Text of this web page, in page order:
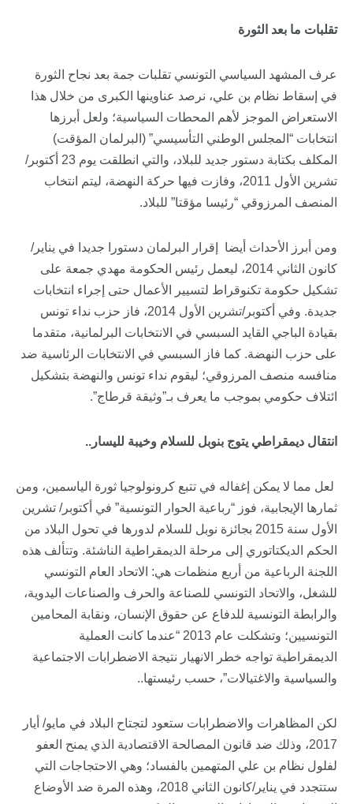
تقلبات ما بعد الثورة
عرف المشهد السياسي التونسي تقلبات جمة بعد نجاح الثورة
في إسقاط نظام بن علي، نرصد عناوينها الكبرى من خلال هذا
الاستعراض الموجز لأهم المحطات السياسية؛ ولعل أبرزها
انتخابات “المجلس الوطني التأسيسي” (البرلمان المؤقت)
المكلف بكتابة دستور جديد للبلاد، والتي انطلقت يوم 23 أكتوبر/
تشرين الأول 2011، وفازت فيها حركة النهضة، ليتم انتخاب
المنصف المرزوقي “رئيسا مؤقتا” للبلاد.
ومن أبرز الأحداث أيضا إقرار البرلمان دستورا جديدا في يناير/
كانون الثاني 2014، ليعمل رئيس الحكومة مهدي جمعة على
تشكيل حكومة تكنوقراط لتسيير الأعمال حتى إجراء انتخابات
جديدة. وفي أكتوبر/تشرين الأول 2014، فاز حزب نداء تونس
بقيادة الباجي القايد السبسي في الانتخابات البرلمانية، متقدما
على حزب النهضة. كما فاز السبسي في الانتخابات الرئاسية ضد
منافسه منصف المرزوقي؛ ليقوم نداء تونس والنهضة بتشكيل
ائتلاف حكومي بموجب ما يعرف بـ”وثيقة قرطاج”.
انتقال ديمقراطي يتوج بنوبل للسلام وخيبة لليسار..
لعل مما لا يمكن إغفاله في تتبع كرونولوجيا ثورة الياسمين، ومن
ثمارها الإيجابية، فوز “رباعية الحوار التونسية” في أكتوبر/ تشرين
الأول سنة 2015 بجائزة نوبل للسلام لدورها في تحول البلاد من
الحكم الديكتاتوري إلى مرحلة الديمقراطية الناشئة. وتتألف هذه
اللجنة الرباعية من أربع منظمات هي: الاتحاد العام التونسي
للشغل، والاتحاد التونسي للصناعة والحرف والصناعات اليدوية،
والرابطة التونسية للدفاع عن حقوق الإنسان، ونقابة المحامين
التونسيين؛ وتشكلت عام 2013 “عندما كانت العملية
الديمقراطية تواجه خطر الانهيار نتيجة الاضطرابات الاجتماعية
والسياسية والاغتيالات”، حسب رئيستها..
لكن المظاهرات والاضطرابات ستعود لتجتاح البلاد في مايو/ أيار
2017، وذلك ضد قانون المصالحة الاقتصادية الذي يمنح العفو
لفلول نظام بن علي المتهمين بالفساد؛ وهي الاحتجاجات التي
ستتجدد في يناير/كانون الثاني 2018، وهذه المرة ضد الأوضاع